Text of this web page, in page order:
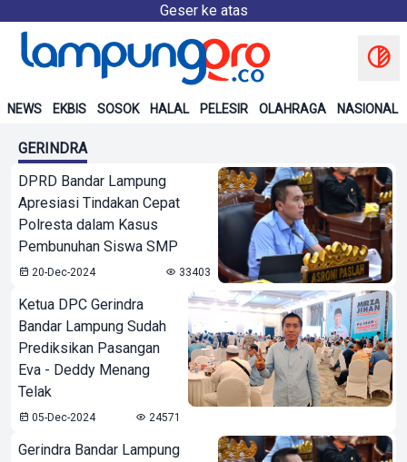
Geser ke atas
NEWS EKBIS SOSOK HALAL PELESIR OLAHRAGA NASIONAL
GERINDRA
DPRD Bandar Lampung
Apresiasi Tindakan Cepat
Polresta dalam Kasus
Pembunuhan Siswa SMP
20-Dec-2024 33403
Ketua DPC Gerindra
Bandar Lampung Sudah
Prediksikan Pasangan
Eva - Deddy Menang
Telak
05-Dec-2024 24571
Gerindra Bandar Lampung